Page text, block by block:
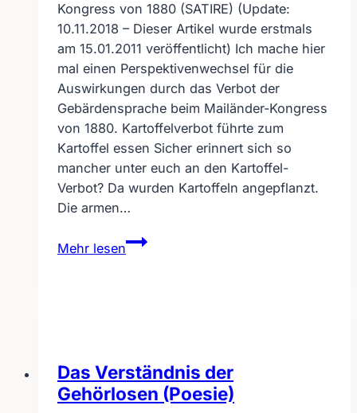
Kongress von 1880 (SATIRE) (Update:
10.11.2018 – Dieser Artikel wurde erstmals
am 15.01.2011 veröffentlicht) Ich mache hier
mal einen Perspektivenwechsel für die
Auswirkungen durch das Verbot der
Gebärdensprache beim Mailänder-Kongress
von 1880. Kartoffelverbot führte zum
Kartoffel essen Sicher erinnert sich so
mancher unter euch an den Kartoffel-
Verbot? Da wurden Kartoffeln angepflanzt.
Die armen…
Mehr lesen
Perspektivenwechsel
beim
Das Verständnis der
Gehörlosen (Poesie)